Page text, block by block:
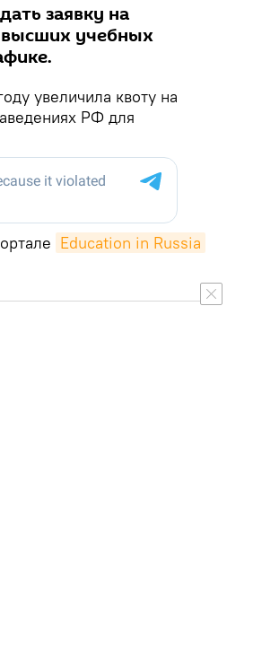
заявку на
высших учебных
увеличила квоту на
РФ для
Education in Russia